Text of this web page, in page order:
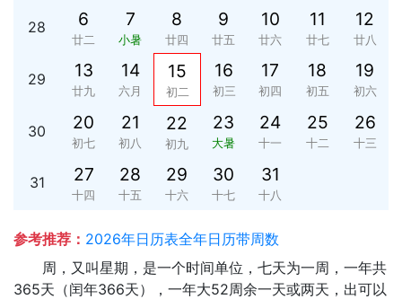
28 6
廿二
7
小暑
8
廿四
9
廿五
10
廿六
11
廿七
12
廿八
29 13
廿九
14
六月
15
初二
16
初三
17
初四
18
初五
19
初六
30 20
初七
21
初八
22
初九
23
大暑
24
十一
25
十二
26
十三
31 27
十四
28
十五
29
十六
30
十七
31
十八
参考推荐： 2026年日历表全年日历带周数
周，又叫星期，是一个时间单位，七天为一周，一年共
365天（闰年366天），一年大52周余一天或两天，出可以